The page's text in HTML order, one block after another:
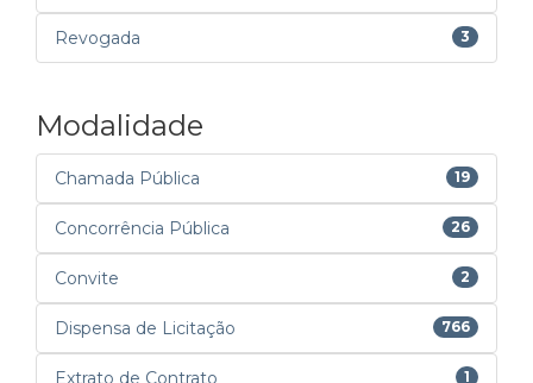
Revogada 3
Modalidade
Chamada Pública 19
Concorrência Pública 26
Convite 2
Dispensa de Licitação 766
Extrato de Contrato 1